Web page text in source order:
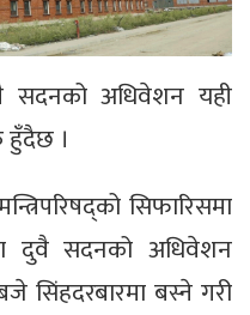
सदनको अधिवेशन यही
।
सिफारिसमा
दुवै सदनको अधिवेशन
सिंहदरबारमा बस्ने गरी